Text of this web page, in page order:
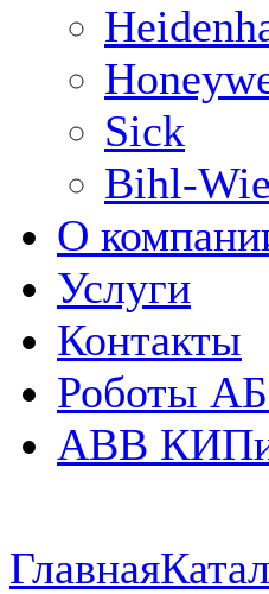
Sick
Bihl-
О
Услуги
Контакты
Роботы
ABB
Главная